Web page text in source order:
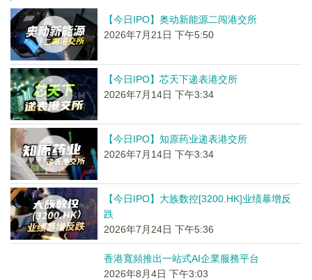
【今日IPO】奥动新能源二闯港交所
2026年7月21日 下午5:50
【今日IPO】芯天下递表港交所
2026年7月14日 下午3:34
【今日IPO】知原药业递表港交所
2026年7月14日 下午3:34
【今日IPO】大族数控[3200.HK]业绩暴增反
跌
2026年7月24日 下午5:36
香港寬頻推出一站式AI企業服務平台
2026年8月4日 下午3:03